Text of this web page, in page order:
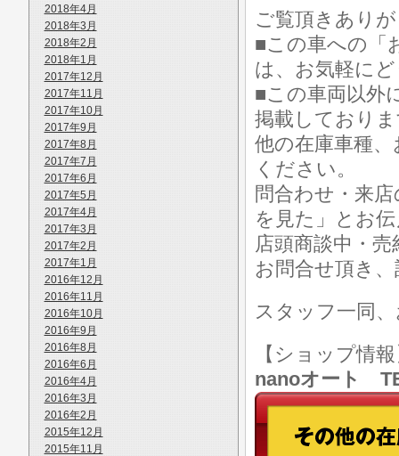
2018年4月
2018年3月
2018年2月
2018年1月
2017年12月
2017年11月
2017年10月
2017年9月
2017年8月
2017年7月
2017年6月
2017年5月
2017年4月
2017年3月
2017年2月
2017年1月
2016年12月
2016年11月
2016年10月
2016年9月
2016年8月
2016年6月
2016年4月
2016年3月
2016年2月
2015年12月
2015年11月
ご覧頂きあり
■この車への「
は、お気軽に
■この車両以外
掲載しており
他の在庫車種
ください。
問合わせ・来
を見た」とお
店頭商談中・
お問合せ頂き
スタッフ一同
【ショップ情
nanoオート